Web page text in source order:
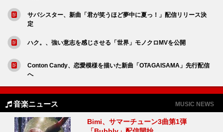
サバシスター、新曲「君が笑うほど夢中に夏っ！」配信リリース決
定
ハク。、強い意志を感じさせる「世界」モノクロMVを公開
Conton Candy、恋愛模様を描いた新曲「OTAGAISAMA」先行配信
へ
音楽ニュース MUSIC NEWS
Bimi、サマーチューン3曲第1弾